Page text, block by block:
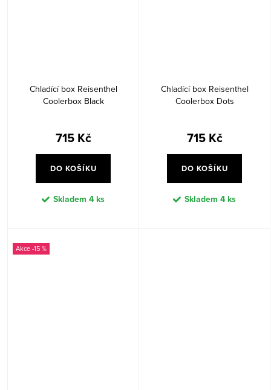
Chladící box Reisenthel
Coolerbox Black
715 Kč
DO KOŠÍKU
Skladem 4 ks
Chladící box Reisenthel
Coolerbox Dots
715 Kč
DO KOŠÍKU
Skladem 4 ks
-15 %